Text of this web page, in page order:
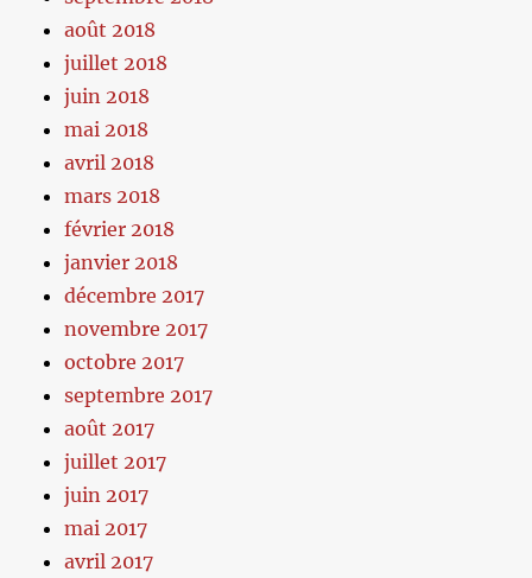
août 2018
juillet 2018
juin 2018
mai 2018
avril 2018
mars 2018
février 2018
janvier 2018
décembre 2017
novembre 2017
octobre 2017
septembre 2017
août 2017
juillet 2017
juin 2017
mai 2017
avril 2017